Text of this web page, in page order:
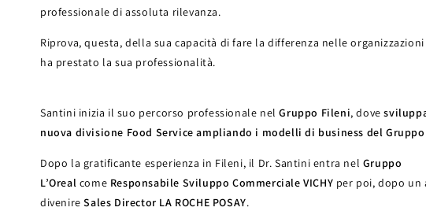
professionale di assoluta rilevanza.
Riprova, questa, della sua capacità di fare la differenza nelle
ha prestato la sua professionalità.
Santini inizia il suo percorso professionale nelGruppo Fileni, dove
nuova divisione Food Service ampliando i modelli di business del Gruppo
Dopo la gratificante esperienza in Fileni, il Dr. Santini entra nel Gruppo
L’Oreal come Responsabile Sviluppo Commerciale VICHY per poi, dopo un
divenire Sales Director LA ROCHE POSAY.